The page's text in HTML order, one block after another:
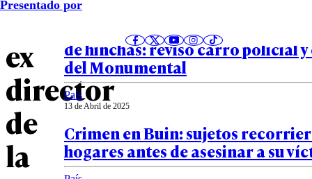
Presentado por
el
ex
director
de
la
14 de Abril de 2025
PDI realiza primeras pericias
de hinchas: revisó carro policial
del Monumental
País
13 de Abril de 2025
Crimen en Buin: sujetos
hogares antes de asesinar a su